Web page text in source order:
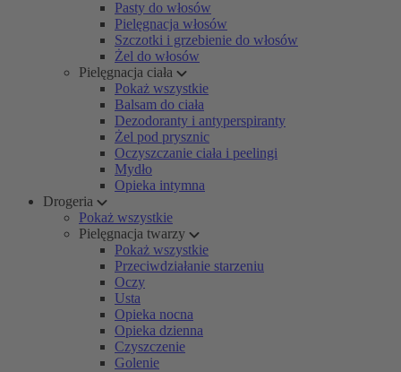
Pasty do włosów
Pielęgnacja włosów
Szczotki i grzebienie do włosów
Żel do włosów
Pielęgnacja ciała
Pokaż wszystkie
Balsam do ciała
Dezodoranty i antyperspiranty
Żel pod prysznic
Oczyszczanie ciała i peelingi
Mydło
Opieka intymna
Drogeria
Pokaż wszystkie
Pielęgnacja twarzy
Pokaż wszystkie
Przeciwdziałanie starzeniu
Oczy
Usta
Opieka nocna
Opieka dzienna
Czyszczenie
Golenie